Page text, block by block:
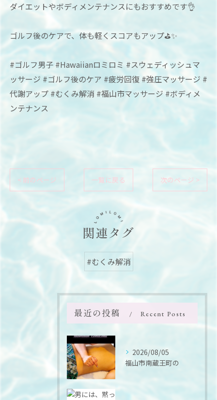
ダイエットやボディメンテナンスにもおすすめです👌
ゴルフ後のケアで、体も軽くスコアもアップ⛳️✨
#ゴルフ男子 #Hawaiianロミロミ #スウェディッシュマ
ッサージ #ゴルフ後のケア #疲労回復 #強圧マッサージ #
代謝アップ #むくみ解消 #福山市マッサージ #ボディメ
ンテナンス
< 前のページ 一覧に戻る 次のページ >
関連タグ
#むくみ解消
最近の投稿 Recent Posts
2026/08/05
福山市南蔵王町の